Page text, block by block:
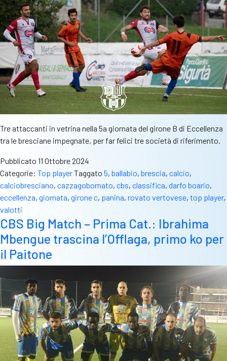
Tre attaccanti in vetrina nella 5a giornata del girone B di Eccellenza
tra le bresciane impegnate, per far felici tre società di riferimento.
Pubblicato 11 Ottobre 2024
Categorie: Top playerTaggato 5, ballabio, brescia, calcio,
calciobresciano, cazzagobornato, cbs, classifica, darfo boario,
eccellenza, giornata, girone c, panina, rovato vertovese, top player,
valotti
CBS Big Match – Prima Cat.: Ibrahima
Mbengue trascina l’Offlaga, primo ko per
il Paitone